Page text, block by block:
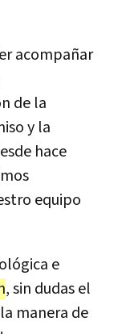
acompañar
de la
y la
hace
equipo
e
, sin dudas el
manera de